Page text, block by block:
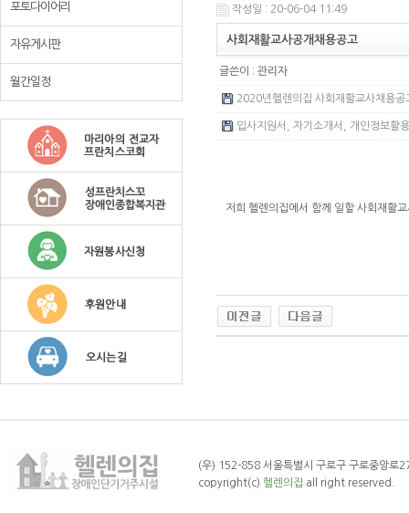
포토다이어리
자유게시판
월간일정
작성일 : 20-06-04 11:49
사회재활교사공개채용공고
글쓴이 : 관리자
2020년헬렌의집 사회재활교사채용
입사지원서, 자기소개서, 개인정보활
저희 헬렌의집에서 함께 일할 사회재활
(우) 152-858 서울특별시 구로구 구로중
copyright(c) 헬렌의집 all right reserved.